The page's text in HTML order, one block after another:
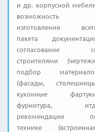
и др. корпусной
возможность
изготовления
пакета
согласование
строителями
подбор
(фасады,
кухонные
фурнитура,
рекомендации
технике